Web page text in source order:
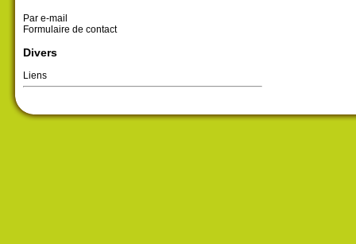
Par e-mail
Formulaire de contact
Divers
Liens